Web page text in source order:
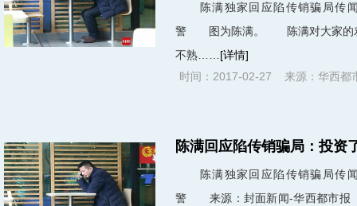
陈满独家回应陷传销骗局传闻
警 图为陈满。 陈满对大家的
不熟…… [详情]
时间：2017-02-27 来源：华西都
陈满回应陷传销骗局：投资
陈满独家回应陷传销骗局传闻
警 来源：封面新闻-华西都市